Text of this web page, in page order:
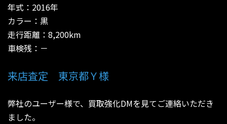
年式：2016年
カラー：黒
走行距離：8,200km
車検残：－
来店査定 東京都Ｙ様
弊社のユーザー様で、買取強化DMを見てご連絡いただき
ました。